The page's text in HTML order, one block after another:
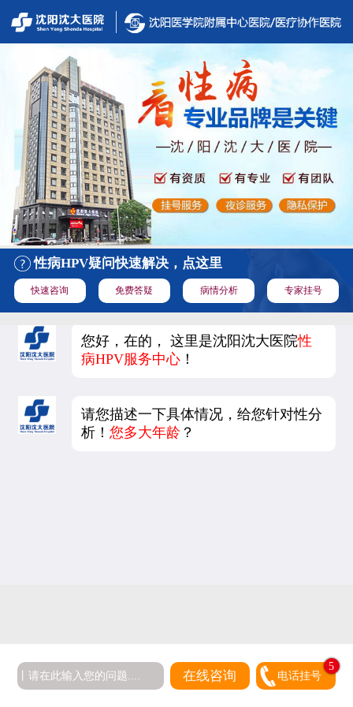
性病HPV疑问快速解决，点这里
快速咨询 免费答疑 病情分析 专家挂号
您好，在的， 这里是沈阳沈大医院性
病HPV服务中心 ！
请您描述一下具体情况，给您针对性分
析！您多大年龄 ？
在线咨询 电话挂号
5